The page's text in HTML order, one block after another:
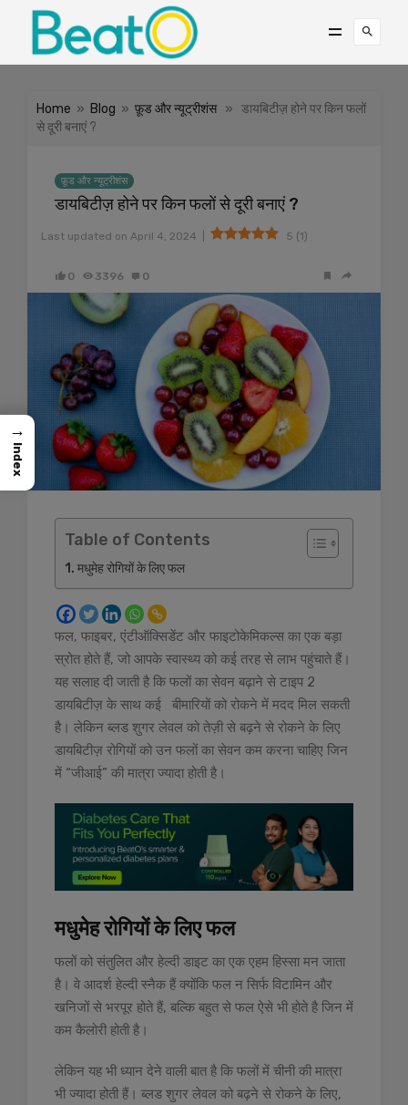
Home » Blog » फ़ूड और न्यूट्रीशंस» डायबिटीज़ होने पर किन फलों
से दूरी बनाएं ?
फ़ूड और न्यूट्रीशंस
डायबिटीज़ होने पर किन फलों से दूरी बनाएं ?
Last updated on April 4, 2024 5 (1)
0 3396 0
Table of Contents
मधुमेह रोगियों के लिए फल
फल, फाइबर, एंटीऑक्सिडेंट और फाइटोकेमिकल्स का एक बड़ा
स्रोत होते हैं, जो आपके स्वास्थ्य को कई तरह से लाभ पहुंचाते हैं।
यह सलाह दी जाती है कि फलों का सेवन बढ़ाने से टाइप 2
डायबिटीज़ के साथ कई बीमारियों को रोकने में मदद मिल सकती
है। लेकिन ब्लड शुगर लेवल को तेज़ी से बढ़ने से रोकने के लिए
डायबिटीज़ रोगियों को उन फलों का सेवन कम करना चाहिए जिन
में “जीआई” की मात्रा ज्यादा होती है।
मधुमेह रोगियों के लिए फल
फलों को संतुलित और हेल्दी डाइट का एक एहम हिस्सा मन जाता
है। वे आदर्श हेल्दी स्नैक हैं क्योंकि फल न सिर्फ विटामिन और
खनिजों से भरपूर होते हैं, बल्कि बहुत से फल ऐसे भी होते है जिन में
कम कैलोरी होती है।
लेकिन यह भी ध्यान देने वाली बात है कि फलों में चीनी की मात्रा
भी ज्यादा होती हैं। ब्लड शुगर लेवल को बढ़ने से रोकने के लिए,
→
Index